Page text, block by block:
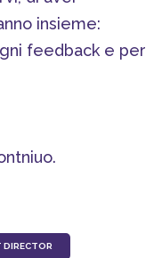
insieme:
feedback e per
DIRECTOR